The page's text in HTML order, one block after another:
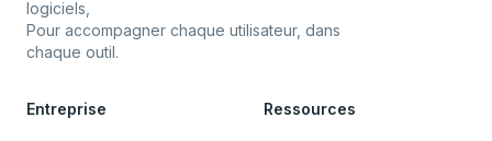
logiciels,
Pour accompagner chaque utilisateur, dans
chaque outil.
Entreprise Ressources